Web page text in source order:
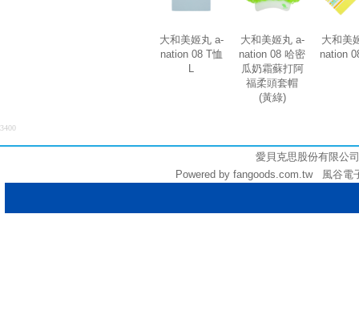
大和美姬丸 a-
nation 08 T恤
L
大和美姬丸 a-
nation 08 哈密
瓜奶霜蘇打阿
福柔頭套帽
(黃綠)
大和美
nation
3400
愛貝克思股份有限
Powered by fangoods.com.tw 風谷電子商